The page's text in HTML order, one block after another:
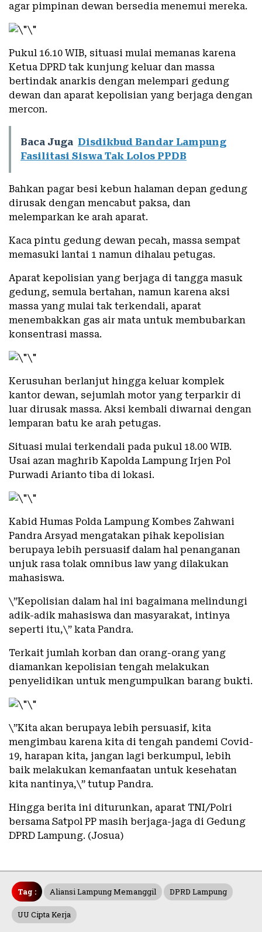
agar pimpinan dewan bersedia menemui mereka.
Pukul 16.10 WIB, situasi mulai memanas karena
Ketua DPRD tak kunjung keluar dan massa
bertindak anarkis dengan melempari gedung
dewan dan aparat kepolisian yang berjaga dengan
mercon.
Baca Juga Disdikbud Bandar Lampung
Fasilitasi Siswa Tak Lolos PPDB
Bahkan pagar besi kebun halaman depan gedung
dirusak dengan mencabut paksa, dan
melemparkan ke arah aparat.
Kaca pintu gedung dewan pecah, massa sempat
memasuki lantai 1 namun dihalau petugas.
Aparat kepolisian yang berjaga di tangga masuk
gedung, semula bertahan, namun karena aksi
massa yang mulai tak terkendali, aparat
menembakkan gas air mata untuk membubarkan
konsentrasi massa.
Kerusuhan berlanjut hingga keluar komplek
kantor dewan, sejumlah motor yang terparkir di
luar dirusak massa. Aksi kembali diwarnai dengan
lemparan batu ke arah petugas.
Situasi mulai terkendali pada pukul 18.00 WIB.
Usai azan maghrib Kapolda Lampung Irjen Pol
Purwadi Arianto tiba di lokasi.
Kabid Humas Polda Lampung Kombes Zahwani
Pandra Arsyad mengatakan pihak kepolisian
berupaya lebih persuasif dalam hal penanganan
unjuk rasa tolak omnibus law yang dilakukan
mahasiswa.
\”Kepolisian dalam hal ini bagaimana melindungi
adik-adik mahasiswa dan masyarakat, intinya
seperti itu,\” kata Pandra.
Terkait jumlah korban dan orang-orang yang
diamankan kepolisian tengah melakukan
penyelidikan untuk mengumpulkan barang bukti.
\”Kita akan berupaya lebih persuasif, kita
mengimbau karena kita di tengah pandemi Covid-
19, harapan kita, jangan lagi berkumpul, lebih
baik melakukan kemanfaatan untuk kesehatan
kita nantinya,\” tutup Pandra.
Hingga berita ini diturunkan, aparat TNI/Polri
bersama Satpol PP masih berjaga-jaga di Gedung
DPRD Lampung. (Josua)
Tag : Aliansi Lampung Memanggil DPRD Lampung
UU Cipta Kerja